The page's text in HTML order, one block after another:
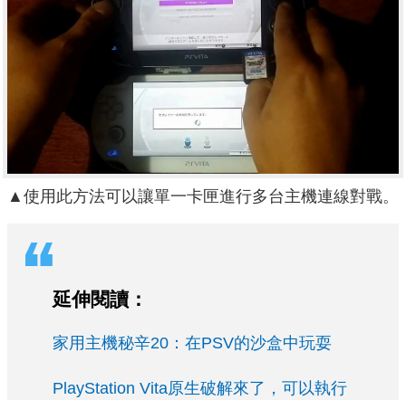
▲使用此方法可以讓單一卡匣進行多台主機連線對戰。
延伸閱讀：
家用主機秘辛20：在PSV的沙盒中玩耍
PlayStation Vita原生破解來了，可以執行